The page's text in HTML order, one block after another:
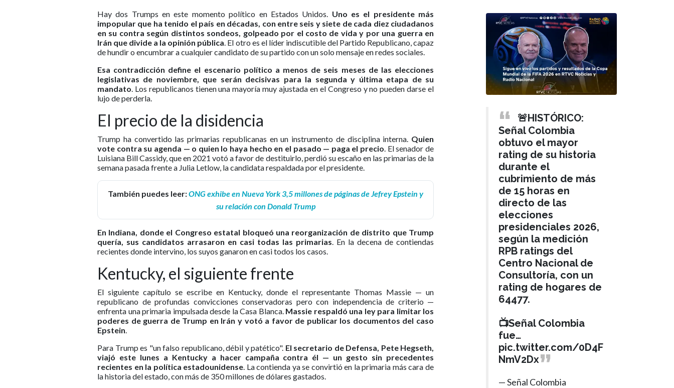
Hay dos Trumps en este momento político en Estados Unidos. Uno es el presidente más
impopular que ha tenido el país en décadas, con entre seis y siete de cada diez ciudadanos
en su contra según distintos sondeos, golpeado por el costo de vida y por una guerra en
Irán que divide a la opinión pública. El otro es el líder indiscutible del Partido Republicano, capaz
de hundir o encumbrar a cualquier candidato de su partido con un solo mensaje en redes sociales.
Esa contradicción define el escenario político a menos de seis meses de las elecciones
legislativas de noviembre, que serán decisivas para la segunda y última etapa de su
mandato. Los republicanos tienen una mayoría muy ajustada en el Congreso y no pueden darse el
lujo de perderla.
El precio de la disidencia
Trump ha convertido las primarias republicanas en un instrumento de disciplina interna. Quien
vote contra su agenda — o quien lo haya hecho en el pasado — paga el precio. El senador de
Luisiana Bill Cassidy, que en 2021 votó a favor de destituirlo, perdió su escaño en las primarias de la
semana pasada frente a Julia Letlow, la candidata respaldada por el presidente.
También puedes leer:ONG exhibe en Nueva York 3,5 millones de páginas de Jefrey Epstein y
su relación con Donald Trump
En Indiana, donde el Congreso estatal bloqueó una reorganización de distrito que Trump
quería, sus candidatos arrasaron en casi todas las primarias. En la decena de contiendas
recientes donde intervino, los suyos ganaron en casi todos los casos.
Kentucky, el siguiente frente
El siguiente capítulo se escribe en Kentucky, donde el representante Thomas Massie — un
republicano de profundas convicciones conservadoras pero con independencia de criterio —
enfrenta una primaria impulsada desde la Casa Blanca. Massie respaldó una ley para limitar los
poderes de guerra de Trump en Irán y votó a favor de publicar los documentos del caso
Epstein.
Para Trump es "un falso republicano, débil y patético". El secretario de Defensa, Pete Hegseth,
viajó este lunes a Kentucky a hacer campaña contra él — un gesto sin precedentes
recientes en la política estadounidense. La contienda ya se convirtió en la primaria más cara de
la historia del estado, con más de 350 millones de dólares gastados.
🚨HISTÓRICO:
Señal Colombia
obtuvo el mayor
rating de su historia
durante el
cubrimiento de más
de 15 horas en
directo de las
elecciones
presidenciales 2026,
según la medición
RPB ratings del
Centro Nacional de
Consultoría, con un
rating de hogares de
64477.
📺Señal Colombia
fue…
pic.twitter.com/0D4F
NmV2Dx
— Señal Colombia